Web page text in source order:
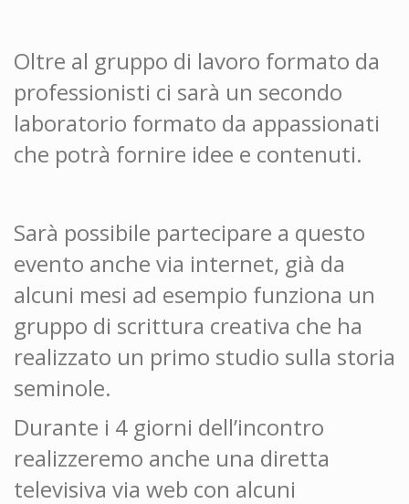
Oltre al gruppo di lavoro formato da
professionisti ci sarà un secondo
laboratorio formato da appassionati
che potrà fornire idee e contenuti.
Sarà possibile partecipare a questo
evento anche via internet, già da
alcuni mesi ad esempio funziona un
gruppo di scrittura creativa che ha
realizzato un primo studio sulla storia
seminole.
Durante i 4 giorni dell’incontro
realizzeremo anche una diretta
televisiva via web con alcuni